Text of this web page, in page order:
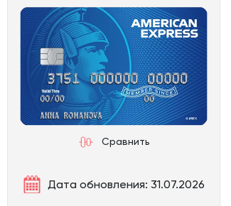
Сравнить
Дата обновления: 31.07.2026